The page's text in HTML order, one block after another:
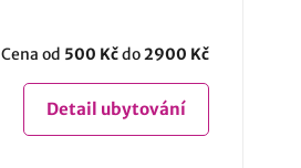
Cena od 500 Kčdo2900 Kč
Detail ubytování